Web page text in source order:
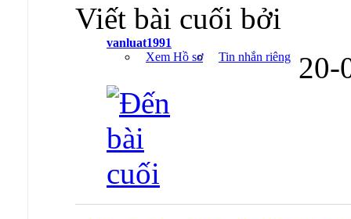
Viết bài cuối bởi
vanluat1991
Xem Hồ sơ
Tin nhắn riêng 20-